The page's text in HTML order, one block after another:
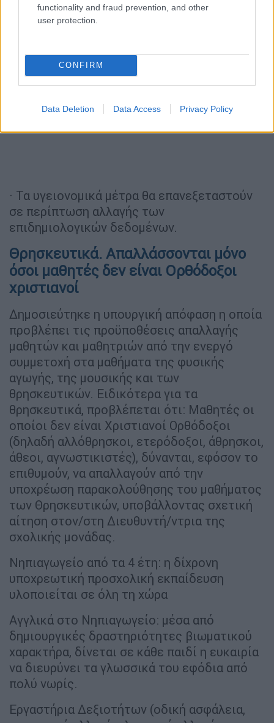
functionality and fraud prevention, and other
user protection.
CONFIRM
Data Deletion Data Access Privacy Policy
· Τα υγειονομικά μέτρα θα επανεξεταστούν
σε περίπτωση αλλαγής των
επιδημιολογικών δεδομένων.
Θρησκευτικά. Απαλλάσσονται μόνο
όσοι μαθητές δεν είναι Ορθόδοξοι
χριστιανοί
Δημοσιεύτηκε η υπουργική απόφαση η οποία
προβλέπει τις προϋποθέσεις απαλλαγής
μαθητών και μαθητριών από την ενεργό
συμμετοχή στα μαθήματα της φυσικής
αγωγής, της μουσικής και των
θρησκευτικών. Ειδικότερα για τα
θρησκευτικά, προβλέπεται ότι: Μαθητές οι
οποίοι δεν είναι Χριστιανοί Ορθόδοξοι
(δηλαδή αλλόθρησκοι, ετερόδοξοι, άθρησκοι,
άθεοι, αγνωστικιστές), δύνανται, εφόσον το
επιθυμούν, να απαλλαγούν από την
υποχρέωση παρακολούθησης του μαθήματος
των Θρησκευτικών, υποβάλλοντας σχετική
αίτηση στον/στη Διευθυντή/ντρια της
σχολικής μονάδας.
Νηπιαγωγείο από τα 4 έτη: η δίχρονη
υποχρεωτική προσχολική εκπαίδευση
υλοποιείται σε όλη τη χώρα
Αγγλικά στο Νηπιαγωγείο: μέσα από
δημιουργικές δραστηριότητες βιωματικού
χαρακτήρα, δίνεται σε κάθε παιδί η ευκαιρία
να διευρύνει τα γλωσσικά του εφόδια από
πολύ νωρίς.
Εργαστήρια Δεξιοτήτων (οδική ασφάλεια,